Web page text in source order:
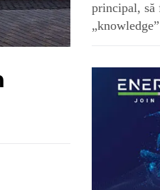
principal, să
„knowledge”